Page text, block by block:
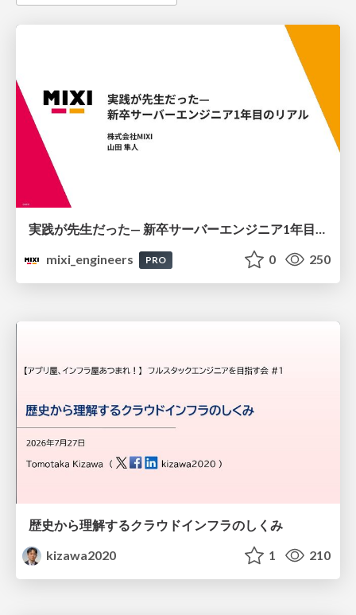
mixi_engineers
PRO 0 250
歴史から理解するクラウドインフラのしくみ
kizawa2020
1 210